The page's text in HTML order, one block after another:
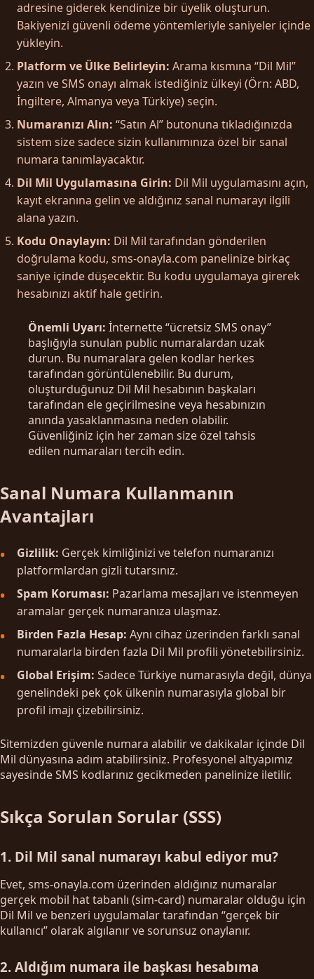
adresine giderek kendinize bir üyelik oluşturun.
Bakiyenizi güvenli ödeme yöntemleriyle saniyeler içinde
yükleyin.
Platform ve Ülke Belirleyin: Arama kısmına “Dil Mil”
yazın ve SMS onayı almak istediğiniz ülkeyi (Örn: ABD,
İngiltere, Almanya veya Türkiye) seçin.
Numaranızı Alın: “Satın Al” butonuna tıkladığınızda
sistem size sadece sizin kullanımınıza özel bir sanal
numara tanımlayacaktır.
Dil Mil Uygulamasına Girin: Dil Mil uygulamasını açın,
kayıt ekranına gelin ve aldığınız sanal numarayı ilgili
alana yazın.
Kodu Onaylayın: Dil Mil tarafından gönderilen
doğrulama kodu, sms-onayla.com panelinize birkaç
saniye içinde düşecektir. Bu kodu uygulamaya girerek
hesabınızı aktif hale getirin.
Önemli Uyarı: İnternette “ücretsiz SMS onay”
başlığıyla sunulan public numaralardan uzak
durun. Bu numaralara gelen kodlar herkes
tarafından görüntülenebilir. Bu durum,
oluşturduğunuz Dil Mil hesabının başkaları
tarafından ele geçirilmesine veya hesabınızın
anında yasaklanmasına neden olabilir.
Güvenliğiniz için her zaman size özel tahsis
edilen numaraları tercih edin.
Sanal Numara Kullanmanın
Avantajları
Gizlilik: Gerçek kimliğinizi ve telefon numaranızı
platformlardan gizli tutarsınız.
Spam Koruması: Pazarlama mesajları ve istenmeyen
aramalar gerçek numaranıza ulaşmaz.
Birden Fazla Hesap: Aynı cihaz üzerinden farklı sanal
numaralarla birden fazla Dil Mil profili yönetebilirsiniz.
Global Erişim: Sadece Türkiye numarasıyla değil, dünya
genelindeki pek çok ülkenin numarasıyla global bir
profil imajı çizebilirsiniz.
Sitemizden güvenle numara alabilir ve dakikalar içinde Dil
Mil dünyasına adım atabilirsiniz. Profesyonel altyapımız
sayesinde SMS kodlarınız gecikmeden panelinize iletilir.
Sıkça Sorulan Sorular (SSS)
1. Dil Mil sanal numarayı kabul ediyor mu?
Evet, sms-onayla.com üzerinden aldığınız numaralar
gerçek mobil hat tabanlı (sim-card) numaralar olduğu için
Dil Mil ve benzeri uygulamalar tarafından “gerçek bir
kullanıcı” olarak algılanır ve sorunsuz onaylanır.
2. Aldığım numara ile başkası hesabıma